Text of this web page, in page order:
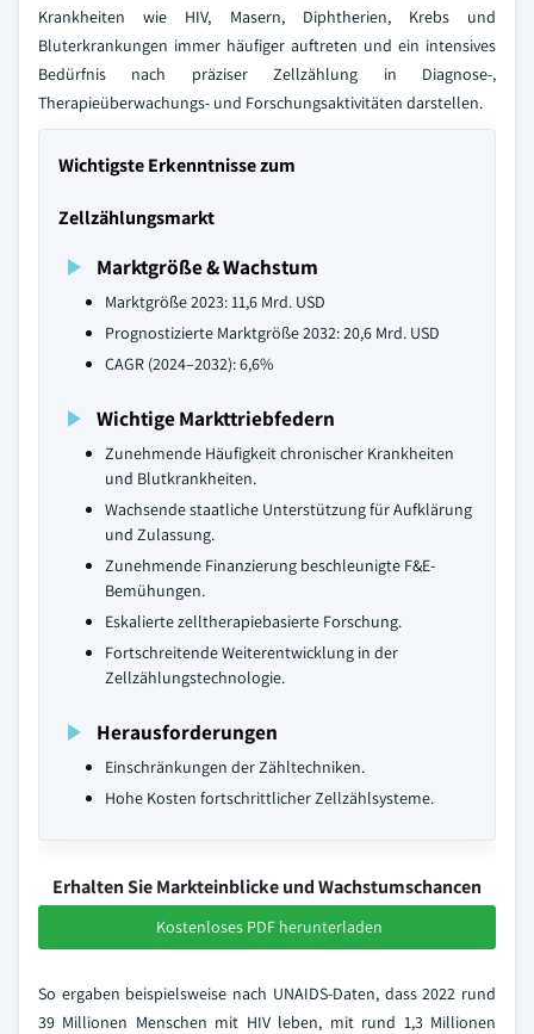
Krankheiten wie HIV, Masern, Diphtherien, Krebs und
Bluterkrankungen immer häufiger auftreten und ein intensives
Bedürfnis nach präziser Zellzählung in Diagnose-,
Therapieüberwachungs- und Forschungsaktivitäten darstellen.
Wichtigste Erkenntnisse zum
Zellzählungsmarkt
Marktgröße & Wachstum
Marktgröße 2023: 11,6 Mrd. USD
Prognostizierte Marktgröße 2032: 20,6 Mrd. USD
CAGR (2024–2032): 6,6%
Wichtige Markttriebfedern
Zunehmende Häufigkeit chronischer Krankheiten
und Blutkrankheiten.
Wachsende staatliche Unterstützung für Aufklärung
und Zulassung.
Zunehmende Finanzierung beschleunigte F&E-
Bemühungen.
Eskalierte zelltherapiebasierte Forschung.
Fortschreitende Weiterentwicklung in der
Zellzählungstechnologie.
Herausforderungen
Einschränkungen der Zähltechniken.
Hohe Kosten fortschrittlicher Zellzählsysteme.
Erhalten Sie Markteinblicke und Wachstumschancen
Kostenloses PDF herunterladen
So ergaben beispielsweise nach UNAIDS-Daten, dass 2022 rund
39 Millionen Menschen mit HIV leben, mit rund 1,3 Millionen